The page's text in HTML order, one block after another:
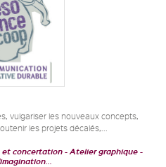
vulgariser les nouveaux concepts,
les projets décalés,...
et concertation
Atelier graphique